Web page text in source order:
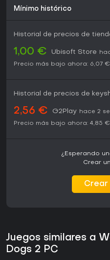
Mínimo histórico
Historial de precios de
1,00 € Ubisoft Store
Precio más bajo ahora: 6,07 €
Historial de precios de
2,56 € G2Play hace 2
Precio más bajo ahora: 4,85 €
¿Esperando
Crear
Juegos similares a
Dogs 2 PC